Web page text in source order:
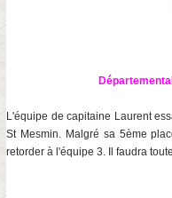
L'équipe de capitaine Laurent
St Mesmin. Malgré sa 5ème
retorder à l'équipe 3. Il faudra